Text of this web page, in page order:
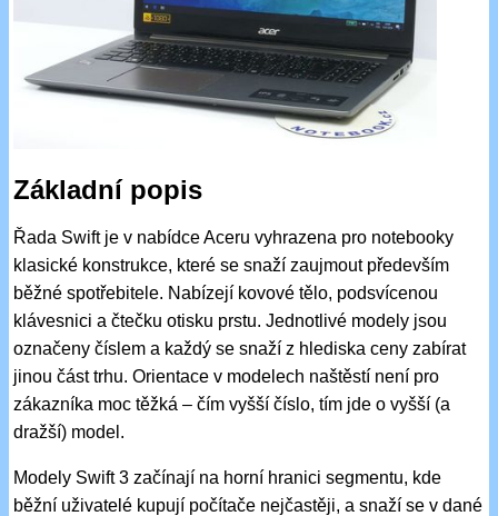
Základní popis
Řada Swift je v nabídce Aceru vyhrazena pro notebooky
klasické konstrukce, které se snaží zaujmout především
běžné spotřebitele. Nabízejí kovové tělo, podsvícenou
klávesnici a čtečku otisku prstu. Jednotlivé modely jsou
označeny číslem a každý se snaží z hlediska ceny zabírat
jinou část trhu. Orientace v modelech naštěstí není pro
zákazníka moc těžká – čím vyšší číslo, tím jde o vyšší (a
dražší) model.
Modely Swift 3 začínají na horní hranici segmentu, kde
běžní uživatelé kupují počítače nejčastěji, a snaží se v dané